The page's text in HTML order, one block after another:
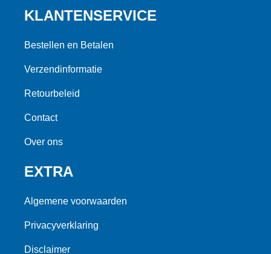
KLANTENSERVICE
Bestellen en Betalen
Verzendinformatie
Retourbeleid
Contact
Over ons
EXTRA
Algemene voorwaarden
Privacyverklaring
Disclaimer